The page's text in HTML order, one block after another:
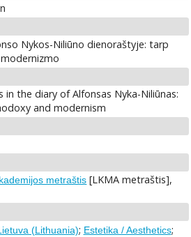
Nykos-Niliūno dienoraštyje: tarp
in the diary of Alfonsas Nyka-Niliūnas:
and modernism
metraštis [LKMA metraštis],
(Lithuania); Estetika / Aesthetics;